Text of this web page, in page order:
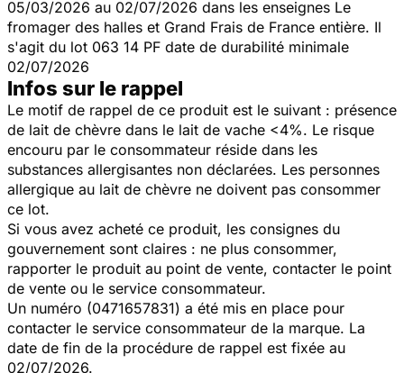
05/03/2026 au 02/07/2026 dans les enseignes Le
fromager des halles et Grand Frais de France entière. Il
s'agit du lot 063 14 PF date de durabilité minimale
02/07/2026
Infos sur le rappel
Le motif de rappel de ce produit est le suivant : présence
de lait de chèvre dans le lait de vache <4%. Le risque
encouru par le consommateur réside dans les
substances allergisantes non déclarées. Les personnes
allergique au lait de chèvre ne doivent pas consommer
ce lot.
Si vous avez acheté ce produit, les consignes du
gouvernement sont claires : ne plus consommer,
rapporter le produit au point de vente, contacter le point
de vente ou le service consommateur.
Un numéro (0471657831) a été mis en place pour
contacter le service consommateur de la marque. La
date de fin de la procédure de rappel est fixée au
02/07/2026.